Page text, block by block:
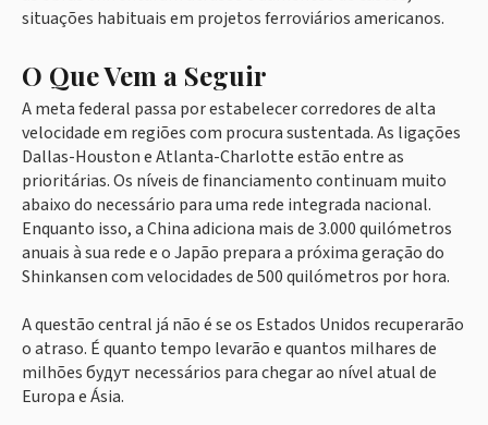
situações habituais em projetos ferroviários americanos.
O Que Vem a Seguir
A meta federal passa por estabelecer corredores de alta
velocidade em regiões com procura sustentada. As ligações
Dallas-Houston e Atlanta-Charlotte estão entre as
prioritárias. Os níveis de financiamento continuam muito
abaixo do necessário para uma rede integrada nacional.
Enquanto isso, a China adiciona mais de 3.000 quilómetros
anuais à sua rede e o Japão prepara a próxima geração do
Shinkansen com velocidades de 500 quilómetros por hora.
A questão central já não é se os Estados Unidos recuperarão
o atraso. É quanto tempo levarão e quantos milhares de
milhões будут necessários para chegar ao nível atual de
Europa e Ásia.